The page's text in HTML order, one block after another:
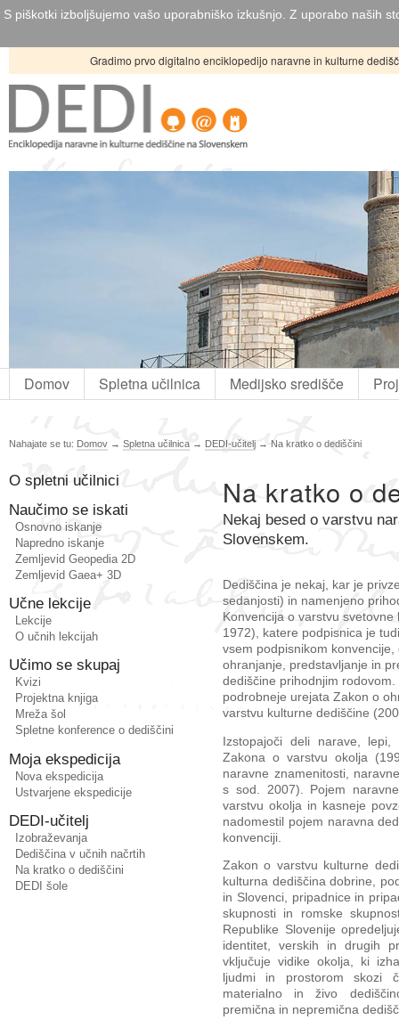
S piškotki izboljšujemo vašo uporabniško izkušnjo. Z uporabo naših
Gradimo prvo digitalno enciklopedijo naravne in kulturne
DEDI - orje ledino v celoviti
Domov Spletna učilnica Medijsko središče
Nahajate se tu: Domov → Spletna učilnica → DEDI-učitelj → Na kratko o dediščini
O spletni učilnici
Naučimo se iskati
Osnovno iskanje
Napredno iskanje
Zemljevid Geopedia 2D
Zemljevid Gaea+ 3D
Učne lekcije
Lekcije
O učnih lekcijah
Učimo se skupaj
Kvizi
Projektna knjiga
Mreža šol
Spletne konference o dediščini
Moja ekspedicija
Nova ekspedicija
Ustvarjene ekspedicije
DEDI-učitelj
Izobraževanja
Dediščina v učnih načrtih
Na kratko o dediščini
DEDI šole
Na kratko o
Nekaj besed o varstvu
Slovenskem.
Dediščina je nekaj, kar je
sedanjosti) in namenjeno
Konvencija o varstvu
1972), katere podpisnica je
vsem podpisnikom
ohranjanje, predstavljanje in
dediščine prihodnjim
podrobneje urejata Zakon o
varstvu kulturne dediščine
Izstopajoči deli narave,
Zakona o varstvu okolja
naravne znamenitosti,
s sod. 2007). Pojem
varstvu okolja in kasneje
nadomestil pojem naravna
konvenciji.
Zakon o varstvu kulturne
kulturna dediščina dobrine,
in Slovenci, pripadnice in
skupnosti in romske
Republike Slovenije
identitet, verskih in drugih
vključuje vidike okolja, ki
ljudmi in prostorom skozi
materialno in živo
premična in nepremična